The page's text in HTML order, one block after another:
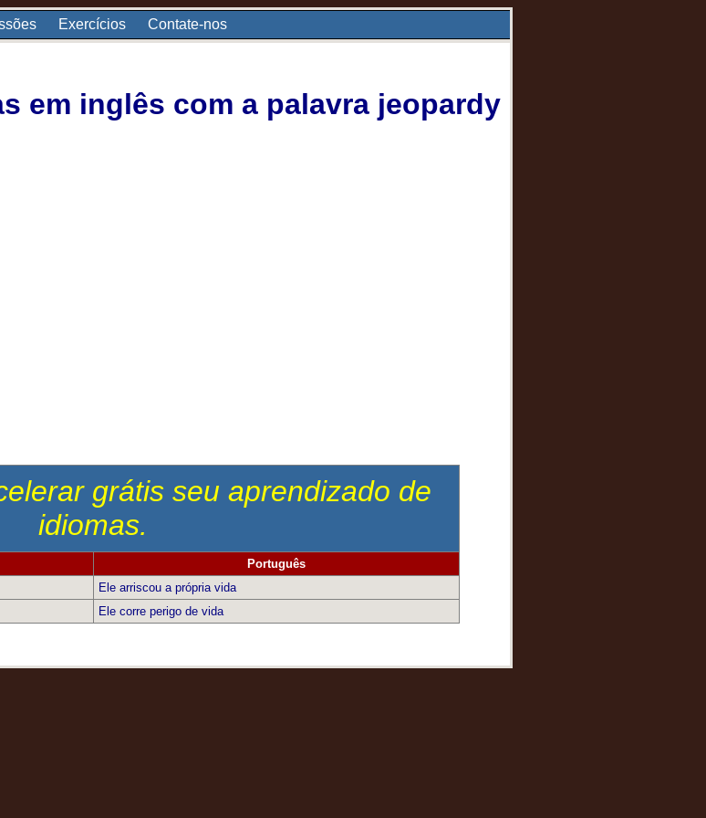
Exercícios Contate-nos
em inglês com a palavra jeopardy
grátis seu aprendizado de
idiomas.
Português
Ele arriscou a própria vida
Ele corre perigo de vida